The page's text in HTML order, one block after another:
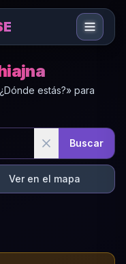
estás?» para
Buscar
Ver en el mapa